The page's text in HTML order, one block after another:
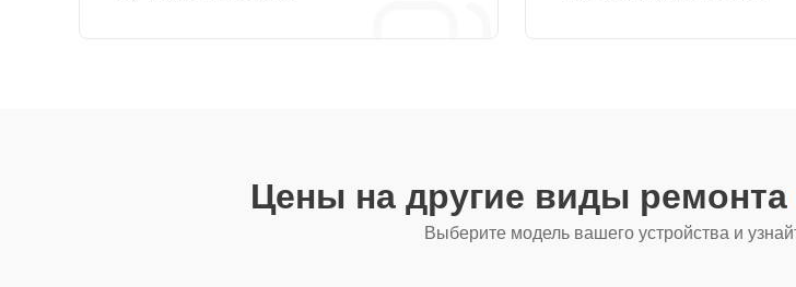
Цены на другие виды ремонта
Выберите модель вашего устройства и